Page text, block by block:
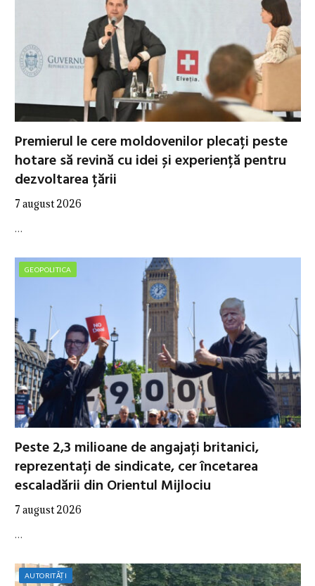
Premierul le cere moldovenilor plecați peste
hotare să revină cu idei și experiență pentru
dezvoltarea țării
7 august 2026
…
GEOPOLITICA
Peste 2,3 milioane de angajați britanici,
reprezentați de sindicate, cer încetarea
escaladării din Orientul Mijlociu
7 august 2026
…
AUTORITĂȚI